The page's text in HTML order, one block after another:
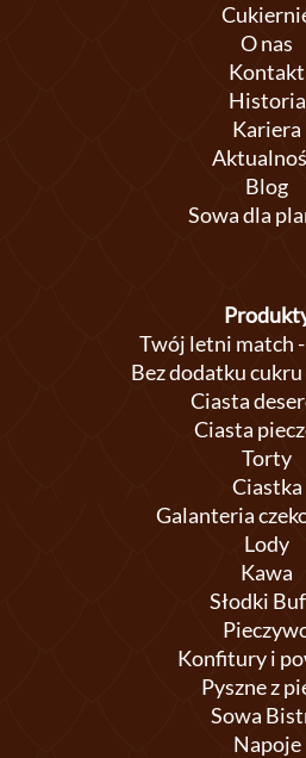
O nas
Kontakt
Historia
Kariera
Blog
Sowa dla
Twój letni match
Bez dodatku
Ciasta
Ciasta
Torty
Ciastka
Galanteria
Lody
Kawa
Słodki
Konfitury i
Pyszne z
Sowa
Napoje